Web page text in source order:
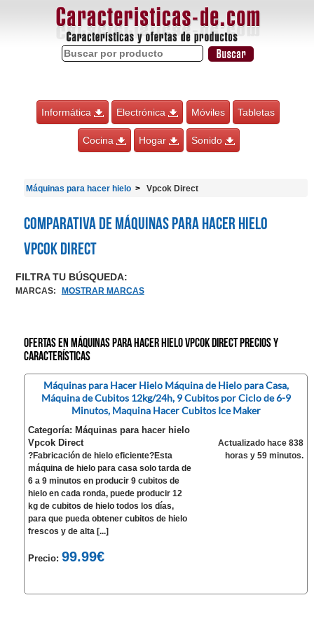
Informática Electrónica Móviles Tabletas
Cocina Hogar Sonido
Máquinas para hacer hielo Vpcok Direct
Comparativa de Máquinas para hacer hielo
Vpcok Direct
FILTRA TU BÚSQUEDA:
MARCAS: MOSTRAR MARCAS
Ofertas en Máquinas para hacer hielo Vpcok Direct precios y
características
Máquinas para Hacer Hielo Máquina de Hielo para Casa,
Máquina de Cubitos 12kg/24h, 9 Cubitos por Ciclo de 6-9
Minutos, Maquina Hacer Cubitos Ice Maker
Categoría: Máquinas para hacer hielo
Vpcok Direct
?Fabricación de hielo eficiente?Esta
máquina de hielo para casa solo tarda de
6 a 9 minutos en producir 9 cubitos de
hielo en cada ronda, puede producir 12
kg de cubitos de hielo todos los días,
para que pueda obtener cubitos de hielo
frescos y de alta [...]
Precio:99.99€
Actualizado hace 838
horas y 59 minutos.